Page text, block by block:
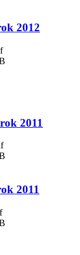
2012
2011
2011